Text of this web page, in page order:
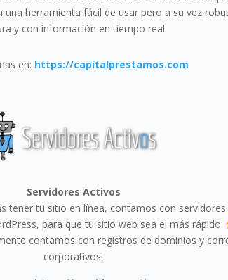
una herramienta fácil de usar pero a su vez
y con información en tiempo real.
en: https://capitalprestamos.com
Servidores Activos
tener tu sitio en línea, contamos con servidores
para que tu sitio web sea el más rápido
contamos con registros de dominios y
corporativos.